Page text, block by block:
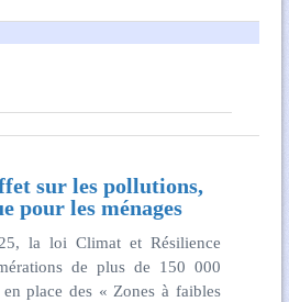
sur les pollutions,
pour les ménages
la loi Climat et Résilience
de plus de 150 000
place des « Zones à faibles